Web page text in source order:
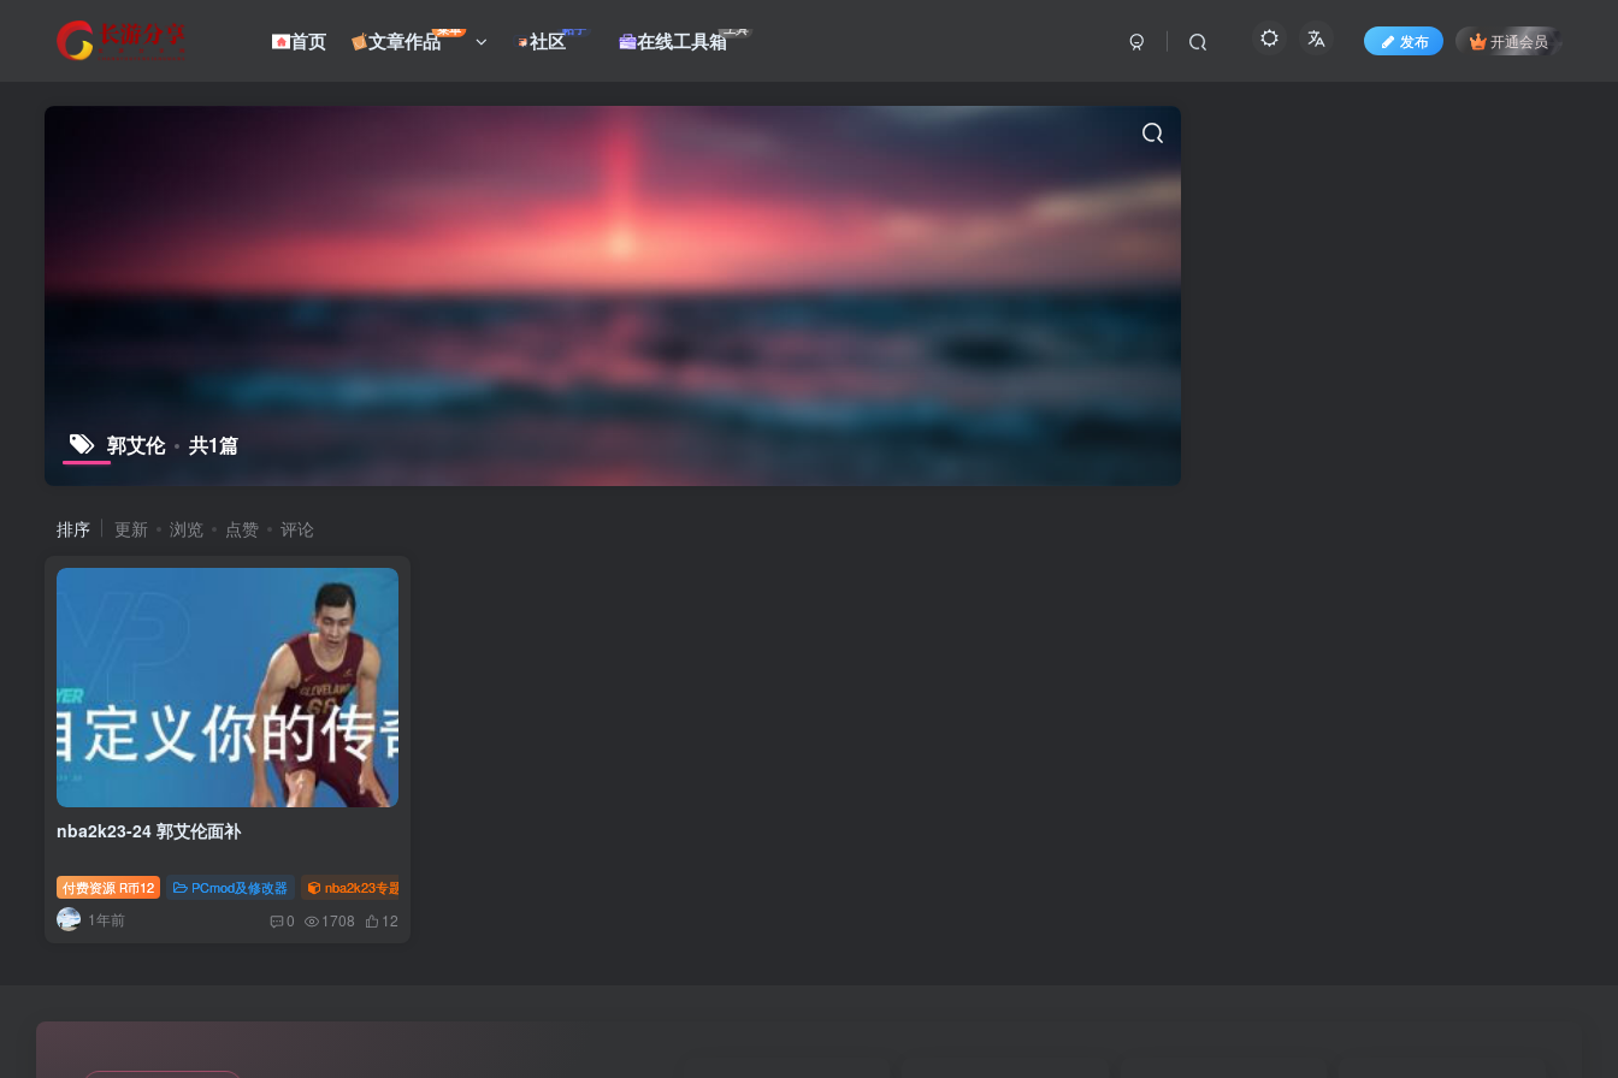
首页 文章作品菜单 社区帖子 在线工具箱工具
发布 开通会员
郭艾伦 共1篇
排序 更新 浏览 点赞 评论
nba2k23-24 郭艾伦面补
付费资源 R币12 PCmod及修改器 nba2k23专题
1年前 0 1708 12